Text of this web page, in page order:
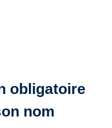
obligatoire
nom